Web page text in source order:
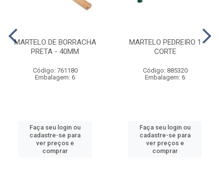
MARTELO DE BORRACHA
PRETA - 40MM
Código: 761180
Embalagem: 6
Faça seu login ou
cadastre-se para
ver preços e
comprar
MARTELO PEDREIRO 1
CORTE
Código: 885320
Embalagem: 6
Faça seu login ou
cadastre-se para
ver preços e
comprar